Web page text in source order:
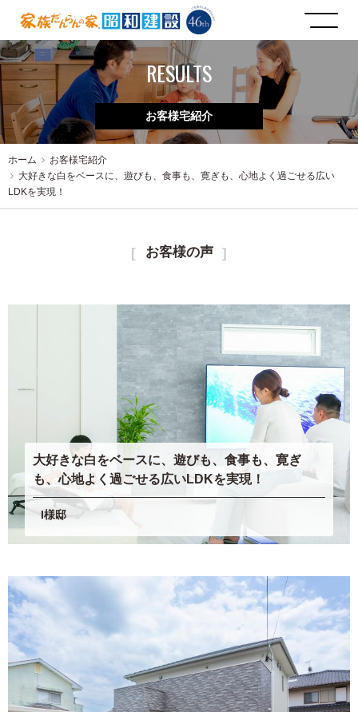
RESULTS
お客様宅紹介
ホーム
お客様宅紹介
大好きな白をベースに、遊びも、食事も、寛ぎも、心地よく過ごせる広い
LDKを実現！
お客様の声
大好きな白をベースに、遊びも、食事も、寛ぎ
も、心地よく過ごせる広いLDKを実現！
I様邸